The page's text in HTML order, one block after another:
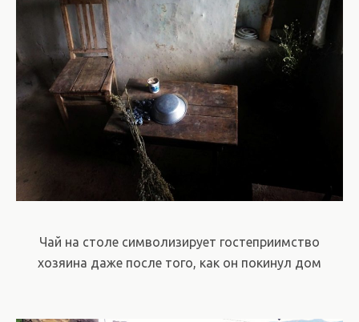
Чай на столе символизирует гостеприимство
хозяина даже после того, как он покинул дом